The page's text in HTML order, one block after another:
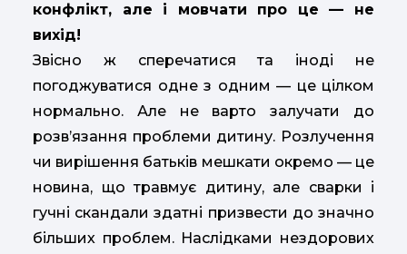
конфлікт, але і мовчати про це — не
вихід!
Звісно ж сперечатися та іноді не
погоджуватися одне з одним — це цілком
нормально. Але не варто залучати до
розв’язання проблеми дитину. Розлучення
чи вирішення батьків мешкати окремо — це
новина, що травмує дитину, але сварки і
гучні скандали здатні призвести до значно
більших проблем. Наслідками нездорових